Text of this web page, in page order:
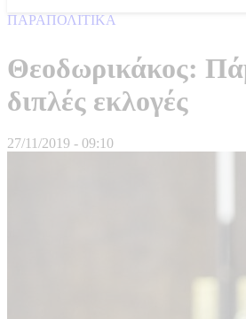
ΠΑΡΑΠΟΛΙΤΙΚΑ
Θεοδωρικάκος:
διπλές εκλογές
27/11/2019 - 09:10